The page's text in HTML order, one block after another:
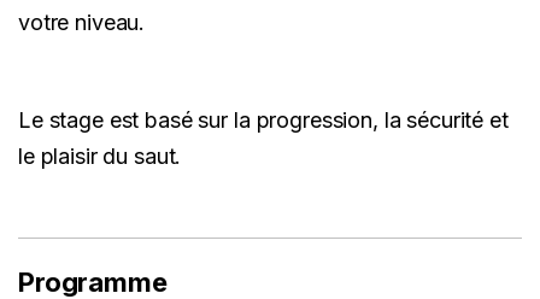
votre niveau.
Le stage est basé sur la progression, la sécurité et
le plaisir du saut.
Programme